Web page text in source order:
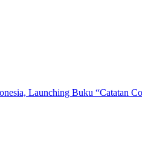
Launching Buku “Catatan